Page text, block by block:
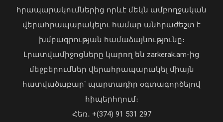
Վարչապետ Փաշինյանը երկօրյա
Ղրղզստան
06 Օգոստոս, 2026 10:57
Վարչապետ Փաշինյանն այցելել է
«ԷԼԵՎԵՅԹ ԷՅԱՅ» արհեստական
հրապարակումներից որևէ մեկն ամբողջական
վերահրապարակելու համար անհրաժեշտ է
խմբագրության համաձայնությունը։
Լրատվամիջոցները կարող են zarkerak.am-ից
մեջբերումներ վերահրապարակել միայն
հատվածաբար՝ պարտադիր օգտագործելով
հիպերհղում։
Հեռ․ +(374) 91 531 297